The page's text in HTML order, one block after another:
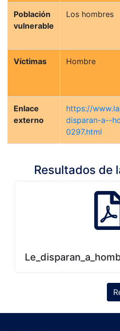
Población
vulnerable
Los hombres
Víctimas Hombre
Enlace
externo
https://
disparan-a--
0297.html
Resultados de